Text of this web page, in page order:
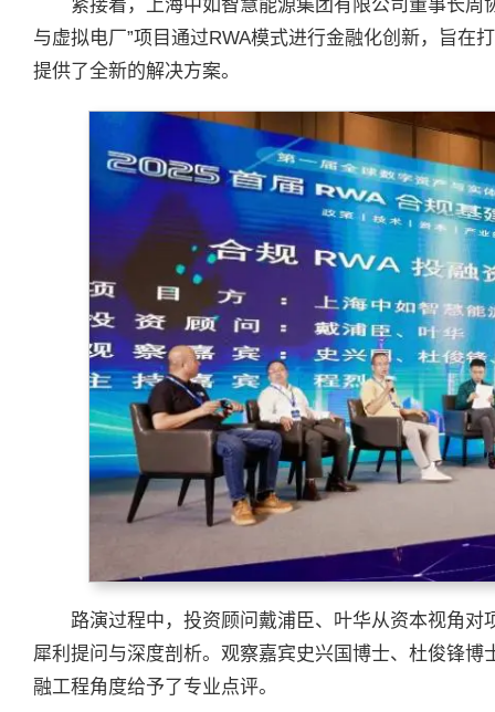
紧接着，上海中如智慧能源集团有限公司董事长
与虚拟电厂”项目通过RWA模式进行金融化创新，旨在
提供了全新的解决方案。
路演过程中，投资顾问戴浦臣、叶华从资本视角
犀利提问与深度剖析。观察嘉宾史兴国博士、杜俊锋
融工程角度给予了专业点评。